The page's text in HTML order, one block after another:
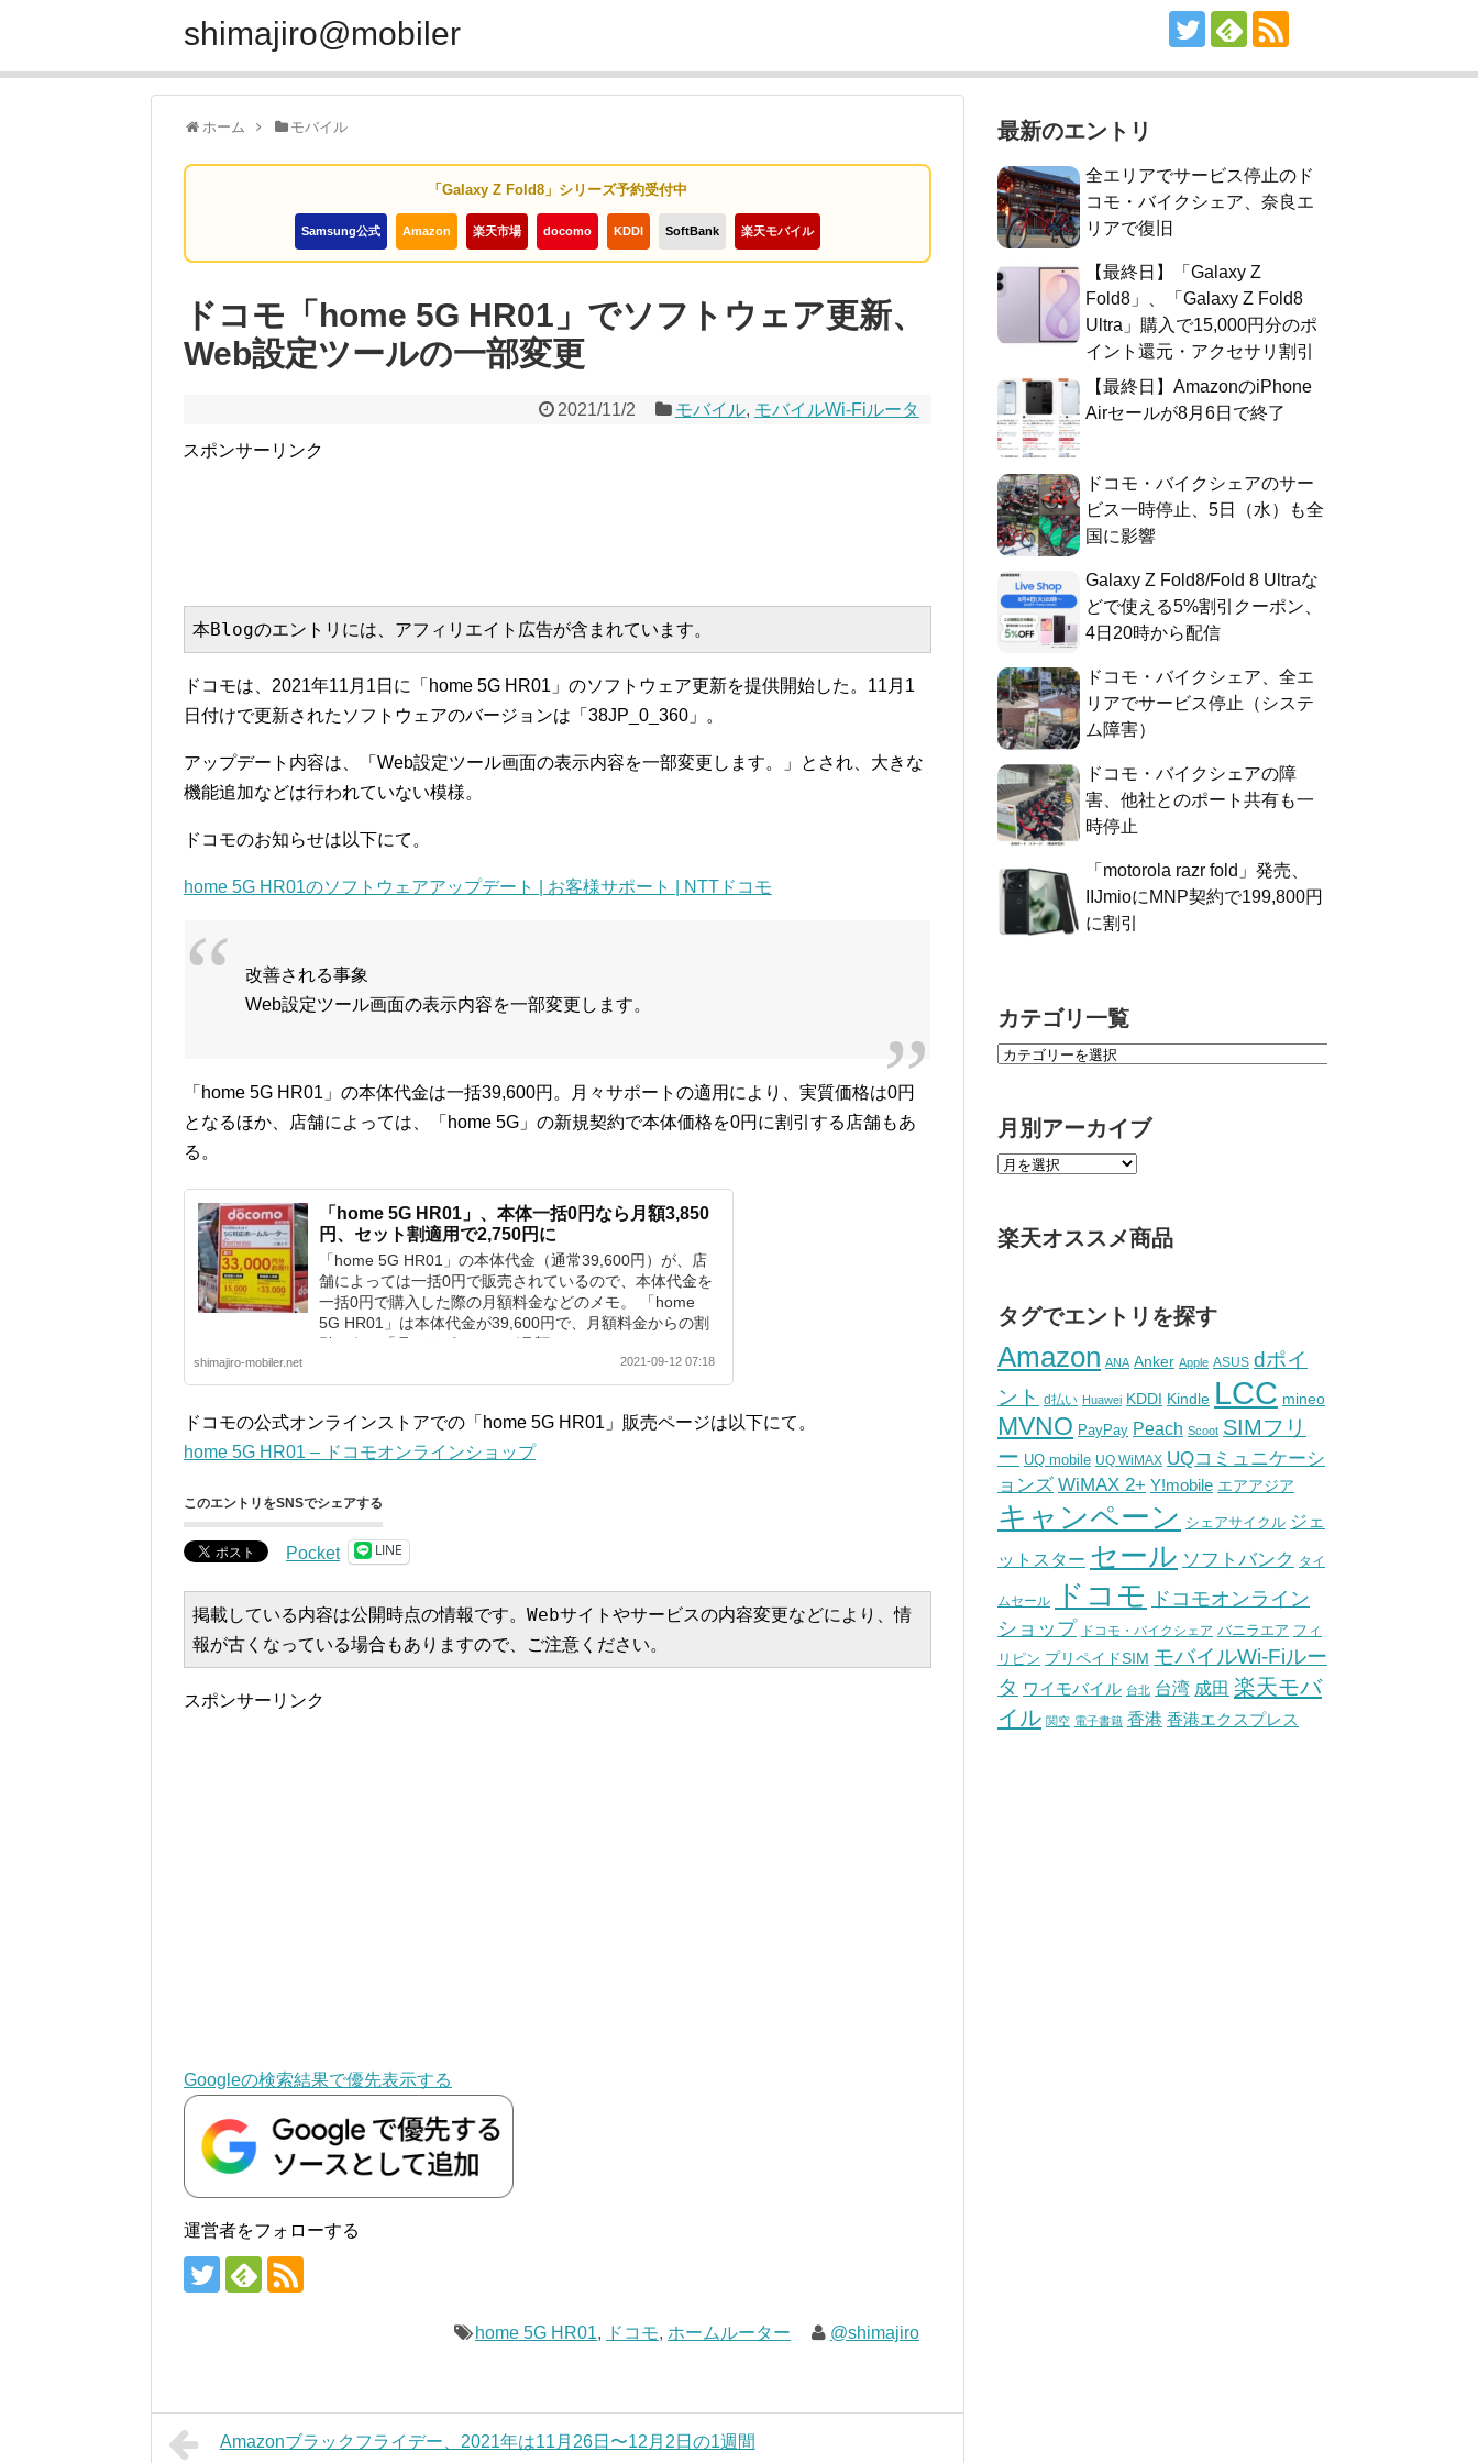
shimajiro@mobiler
ホーム モバイル
「Galaxy Z Fold8」シリーズ予約受付中
Samsung公式 Amazon 楽天市場 docomo KDDI SoftBank 楽天モバイル
ドコモ「home 5G HR01」でソフトウェア更新、
Web設定ツールの一部変更
2021/11/2 モバイル, モバイルWi-Fiルータ
スポンサーリンク
本Blogのエントリには、アフィリエイト広告が含まれています。
ドコモは、2021年11月1日に「home 5G HR01」のソフトウェア更新を提供開始した。11月1
日付けで更新されたソフトウェアのバージョンは「38JP_0_360」。
アップデート内容は、「Web設定ツール画面の表示内容を一部変更します。」とされ、大きな
機能追加などは行われていない模様。
ドコモのお知らせは以下にて。
home 5G HR01のソフトウェアアップデート | お客様サポート | NTTドコモ
改善される事象
Web設定ツール画面の表示内容を一部変更します。
「home 5G HR01」の本体代金は一括39,600円。月々サポートの適用により、実質価格は0円
となるほか、店舗によっては、「home 5G」の新規契約で本体価格を0円に割引する店舗もあ
る。
「home 5G HR01」、本体一括0円なら月額3,850
円、セット割適用で2,750円に
「home 5G HR01」の本体代金（通常39,600円）が、店
舗によっては一括0円で販売されているので、本体代金を
一括0円で購入した際の月額料金などのメモ。 「home
5G HR01」は本体代金が39,600円で、月額料金からの割
引である「月々サポート」が月額1,10...
shimajiro-mobiler.net 2021-09-12 07:18
ドコモの公式オンラインストアでの「home 5G HR01」販売ページは以下にて。
home 5G HR01 – ドコモオンラインショップ
このエントリをSNSでシェアする
Pocket LINE
掲載している内容は公開時点の情報です。Webサイトやサービスの内容変更などにより、情
報が古くなっている場合もありますので、ご注意ください。
スポンサーリンク
Googleの検索結果で優先表示する
運営者をフォローする
home 5G HR01, ドコモ, ホームルーター @shimajiro
Amazonブラックフライデー、2021年は11月26日〜12月2日の1週間
最新のエントリ
全エリアでサービス停止のド
コモ・バイクシェア、奈良エ
リアで復旧
【最終日】「Galaxy Z
Fold8」、「Galaxy Z Fold8
Ultra」購入で15,000円分のポ
イント還元・アクセサリ割引
【最終日】AmazonのiPhone
Airセールが8月6日で終了
ドコモ・バイクシェアのサー
ビス一時停止、5日（水）も全
国に影響
Galaxy Z Fold8/Fold 8 Ultraな
どで使える5%割引クーポン、
4日20時から配信
ドコモ・バイクシェア、全エ
リアでサービス停止（システ
ム障害）
ドコモ・バイクシェアの障
害、他社とのポート共有も一
時停止
「motorola razr fold」発売、
IIJmioにMNP契約で199,800円
に割引
カテゴリ一覧
月別アーカイブ
楽天オススメ商品
タグでエントリを探す
Amazon ANA Anker Apple ASUS dポイ
ント
d払い Huawei KDDI Kindle LCC mineo
MVNO PayPay Peach Scoot SIMフリ
ー UQ mobile UQ WiMAX UQコミュニケーシ
ョンズ WiMAX 2+ Y!mobile エアアジア
キャンペーン シェアサイクル ジェ
ットスター セール ソフトバンク タイ
ムセール ドコモ
ドコモオンライン
ショップ ドコモ・バイクシェア バニラエア フィ
リピン プリペイドSIM モバイルWi-Fiルー
タ ワイモバイル 台北 台湾 成田 楽天モバ
イル 関空 電子書籍 香港 香港エクスプレス